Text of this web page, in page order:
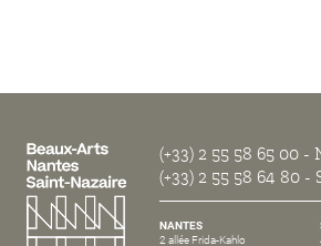
(+33) 2 55 58 65 00 -
(+33) 2 55 58 64 80 -
NANTES
2 allée Frida-Kahlo